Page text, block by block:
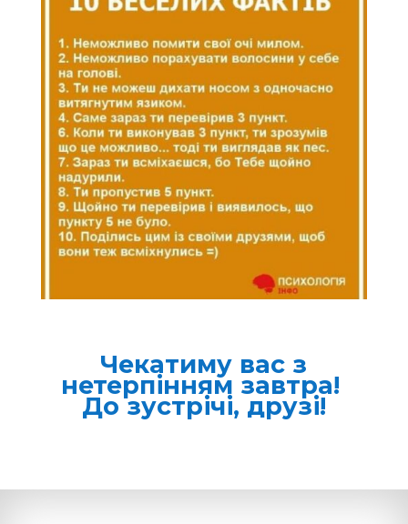
Чекатиму вас з
нетерпінням завтра!
До зустрічі, друзі!